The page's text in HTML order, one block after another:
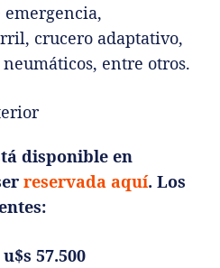
crucero adaptativo,
entre otros.
disponible en
reservada aquí. Los
u$s 57.500